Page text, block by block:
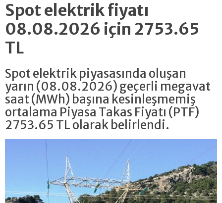
Spot elektrik fiyatı
08.08.2026 için 2753.65
TL
Spot elektrik piyasasında oluşan
yarın (08.08.2026) geçerli megavat
saat (MWh) başına kesinleşmemiş
ortalama Piyasa Takas Fiyatı (PTF)
2753.65 TL olarak belirlendi.